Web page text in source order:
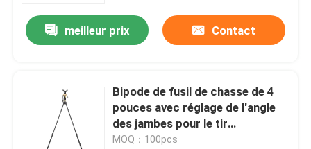
meilleur prix Contact
Bipode de fusil de chasse de 4
pouces avec réglage de l'angle
des jambes pour le tir
professionnel
MOQ：100pcs